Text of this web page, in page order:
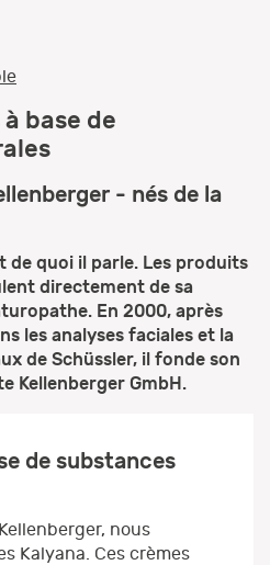
base de
- nés de la
de quoi il parle. Les produits
directement de sa
En 2000, après
les analyses faciales et la
de Schüssler, il fonde son
Kellenberger GmbH.
de substances
nous
Kalyana. Ces crèmes